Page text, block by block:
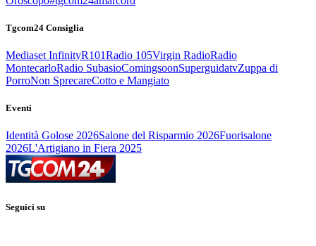
Tgcom24 Consiglia
Mediaset InfinityR101Radio 105Virgin RadioRadio
MontecarloRadio SubasioComingsoonSuperguidatvZuppa di
PorroNon SprecareCotto e Mangiato
Eventi
Identità Golose 2026Salone del Risparmio 2026Fuorisalone
2026L'Artigiano in Fiera 2025
Seguici su